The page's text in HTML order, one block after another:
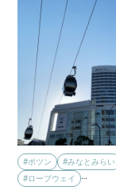
#ポツン
#みなとみらい
#ロープウェイ
…